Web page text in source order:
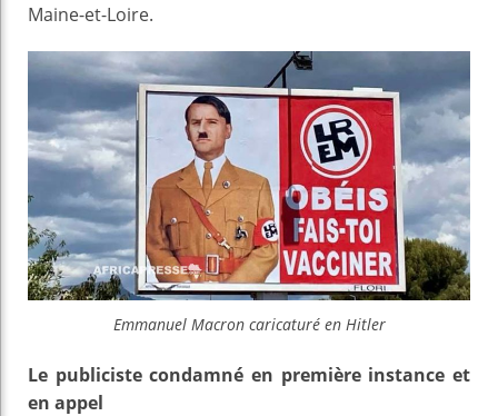
Maine-et-Loire.
Emmanuel Macron caricaturé en Hitler
Le publiciste condamné en première instance et
en appel